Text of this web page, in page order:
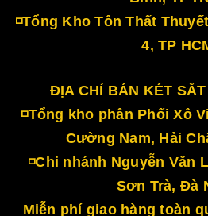
◽Tổng Kho Tôn Thất
4, TP
ĐỊA CHỈ BÁN KÉT
◽Tổng kho phân Phối Xô
Cường Nam, Hải
◽Chi nhánh Nguyễn Văn
Sơn Trà, Đà
Miễn phí giao hàng toàn